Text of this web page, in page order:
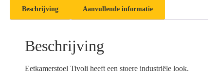
Beschrijving Aanvullende informatie
Beschrijving
Eetkamerstoel Tivoli heeft een stoere industriële look.